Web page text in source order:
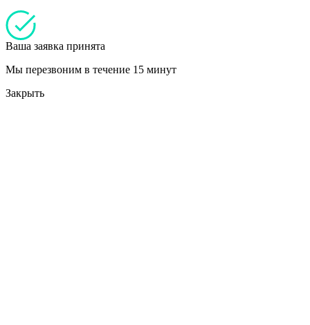
Ваша заявка принята
Мы перезвоним в течение 15 минут
Закрыть